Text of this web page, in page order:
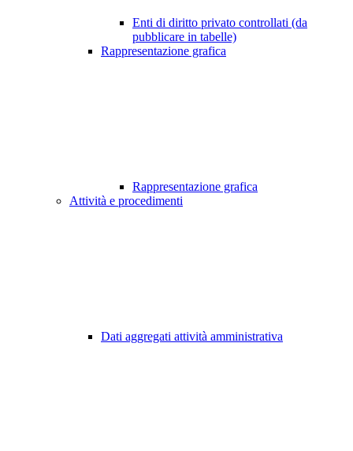
Enti di diritto privato controllati (da
pubblicare in tabelle)
Rappresentazione grafica
Rappresentazione grafica
Attività e procedimenti
Dati aggregati attività amministrativa